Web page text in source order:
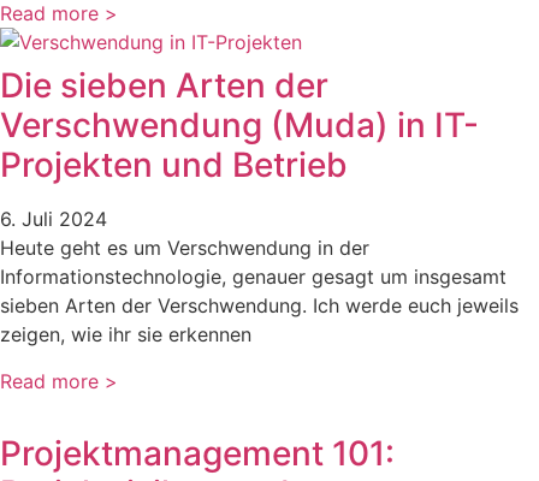
Read more >
Die sieben Arten der
Verschwendung (Muda) in IT-
Projekten und Betrieb
6. Juli 2024
Heute geht es um Verschwendung in der
Informationstechnologie, genauer gesagt um insgesamt
sieben Arten der Verschwendung. Ich werde euch jeweils
zeigen, wie ihr sie erkennen
Read more >
Projektmanagement 101: